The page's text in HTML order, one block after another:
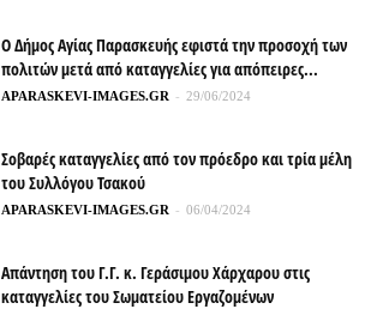
Ο Δήμος Αγίας Παρασκευής εφιστά την προσοχή των
πολιτών μετά από καταγγελίες για απόπειρες...
APARASKEVI-IMAGES.GR - 29/06/2024
Σοβαρές καταγγελίες από τον πρόεδρο και τρία μέλη
του Συλλόγου Τσακού
APARASKEVI-IMAGES.GR - 06/04/2024
Απάντηση του Γ.Γ. κ. Γεράσιμου Χάρχαρου στις
καταγγελίες του Σωματείου Εργαζομένων